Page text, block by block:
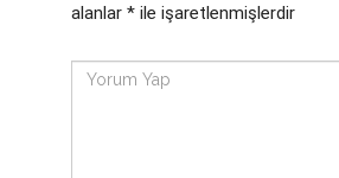
alanlar * ile işaretlenmişlerdir